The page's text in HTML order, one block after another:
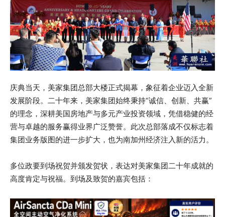
庆典当天，美家集团总部大楼正式揭幕，象征着企业迈入全新
发展阶段。二十年来，美家集团始终秉持“诚信、创新、共赢”
的理念，深耕美国房地产与多元产业投资领域，凭借稳健的经
营与卓越的服务赢得业界广泛赞誉。此次总部落成不仅标志着
集团业务版图的进一步扩大，也为南加州经济注入新的活力。
多位政要到场祝贺并颁发贺状，表达对美家集团二十年成就的
高度肯定与祝福。到场及致贺的嘉宾包括：